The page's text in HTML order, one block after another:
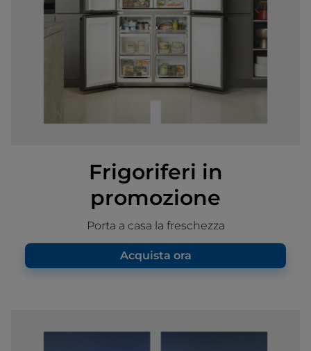
Frigoriferi in
promozione
Porta a casa la freschezza
Acquista ora